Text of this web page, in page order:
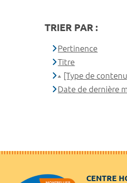
TRIER PAR :
Pertinence
Titre
[Type de
Date de dernière
CENTRE